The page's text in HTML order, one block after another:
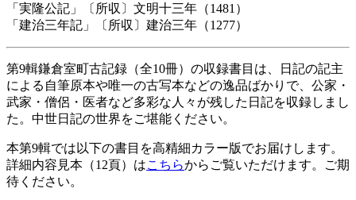
「実隆公記」〔所収〕文明十三年（1481）
「建治三年記」〔所収〕建治三年（1277）
第9輯鎌倉室町古記録（全10冊）の収録書目は、日記の記主
による自筆原本や唯一の古写本などの逸品ばかりで、公家・
武家・僧侶・医者など多彩な人々が残した日記を収録しまし
た。中世日記の世界をご堪能ください。
本第9輯では以下の書目を高精細カラー版でお届けします。
詳細内容見本（12頁）はこちらからご覧いただけます。ご期
待ください。